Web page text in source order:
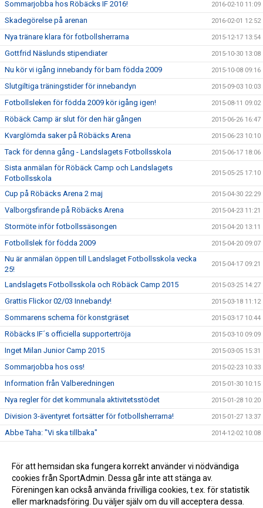
Sommarjobba hos Röbäcks IF 2016! 2016-02-10 11:09
Skadegörelse på arenan 2016-02-01 12:52
Nya tränare klara för fotbollsherrarna 2015-12-17 13:54
Gottfrid Näslunds stipendiater 2015-10-30 13:08
Nu kör vi igång innebandy för barn födda 2009 2015-10-08 09:16
Slutgiltiga träningstider för innebandyn 2015-09-03 10:03
Fotbollsleken för födda 2009 kör igång igen! 2015-08-11 09:02
Röbäck Camp är slut för den här gången 2015-06-26 16:47
Kvarglömda saker på Röbäcks Arena 2015-06-23 10:10
Tack för denna gång - Landslagets Fotbollsskola 2015-06-17 18:06
Sista anmälan för Röbäck Camp och Landslagets
Fotbollsskola
2015-05-25 17:10
Cup på Röbäcks Arena 2 maj 2015-04-30 22:29
Valborgsfirande på Röbäcks Arena 2015-04-23 11:21
Stormöte inför fotbollssäsongen 2015-04-20 13:11
Fotbollslek för födda 2009 2015-04-20 09:07
Nu är anmälan öppen till Landslaget Fotbollsskola vecka
25!
2015-04-17 09:21
Landslagets Fotbollsskola och Röbäck Camp 2015 2015-03-25 14:27
Grattis Flickor 02/03 Innebandy! 2015-03-18 11:12
Sommarens schema för konstgräset 2015-03-17 10:44
Röbäcks IF´s officiella supportertröja 2015-03-10 09:09
Inget Milan Junior Camp 2015 2015-03-05 15:31
Sommarjobba hos oss! 2015-02-23 10:33
Information från Valberedningen 2015-01-30 10:15
Nya regler för det kommunala aktivitetsstödet 2015-01-28 10:20
Division 3-äventyret fortsätter för fotbollsherrarna! 2015-01-27 13:37
Abbe Taha: "Vi ska tillbaka" 2014-12-02 10:08
Röbäcks IF fick pengar från Svenska Spel 2013-12-12 14:27
Röbäck tillbaka i trean efter 30 år 2013-12-12 14:24
För att hemsidan ska fungera korrekt använder vi nödvändiga
cookies från SportAdmin. Dessa går inte att stänga av.
Föreningen kan också använda frivilliga cookies, t.ex. för statistik
eller marknadsföring. Du väljer själv om du vill acceptera dessa.